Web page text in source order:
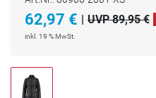
62,97 € | UVP 89,95 €
inkl. 19 % MwSt.